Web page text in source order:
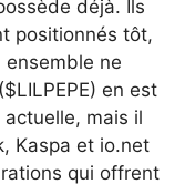
déjà. Ils
positionnés tôt,
ensemble ne
en est
actuelle, mais il
Kaspa et io.net
qui offrent